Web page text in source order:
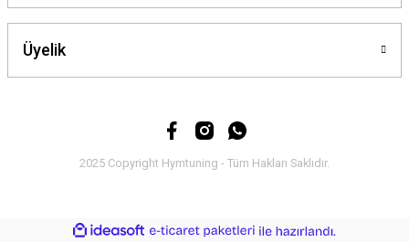
Üyelik
2025 Copyright Hymtuning - Tüm Hakları Saklıdır.
ideasoft
e-